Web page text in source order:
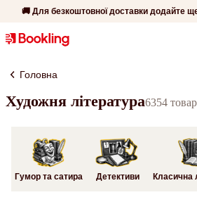
🚚 Для безкоштовної доставки додайте
Головна
Художня література6354
Гумор та сатира Детективи Класична